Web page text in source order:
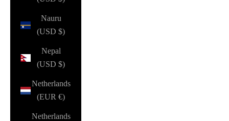
Nauru
(USD $)
Nepal
(USD $)
Netherlands
(EUR €)
Netherlands